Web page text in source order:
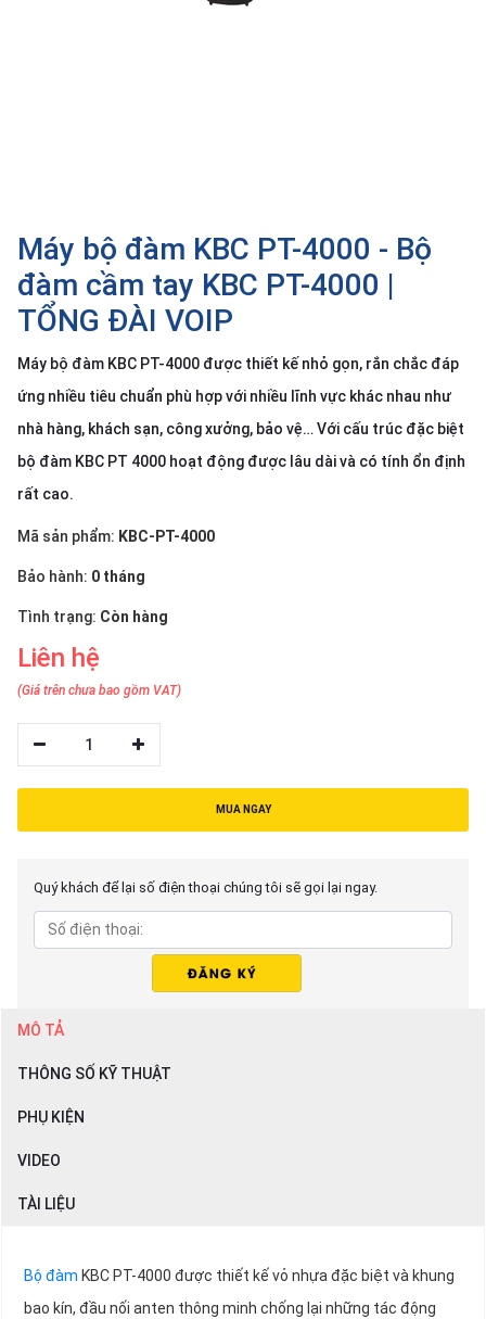
Máy bộ đàm KBC PT-4000 - Bộ
đàm cầm tay KBC PT-4000 |
TỔNG ĐÀI VOIP
Máy bộ đàm KBC PT-4000 được thiết kế nhỏ gọn, rắn chắc đáp
ứng nhiều tiêu chuẩn phù hợp với nhiều lĩnh vực khác nhau như
nhà hàng, khách sạn, công xưởng, bảo vệ… Với cấu trúc đặc biệt
bộ đàm KBC PT 4000 hoạt động được lâu dài và có tính ổn định
rất cao.
Mã sản phẩm: KBC-PT-4000
Bảo hành: 0 tháng
Tình trạng: Còn hàng
Liên hệ
(Giá trên chưa bao gồm VAT)
1
MUA NGAY
Quý khách để lại số điện thoại chúng tôi sẽ gọi lại ngay.
MÔ TẢ
THÔNG SỐ KỸ THUẬT
PHỤ KIỆN
VIDEO
TÀI LIỆU
Bộ đàm KBC PT-4000 được thiết kế vỏ nhựa đặc biệt và khung
bao kín, đầu nối anten thông minh chống lại những tác động
Dịch
Hỗ
Tin
Liên
hệ
Giới
thiệu
NGÔN
NGỮ
Tiếng
English